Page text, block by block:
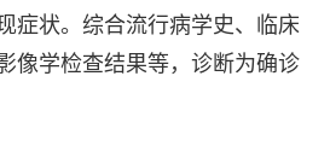
症状。综合流行病学史、临床
像学检查结果等，诊断为确诊